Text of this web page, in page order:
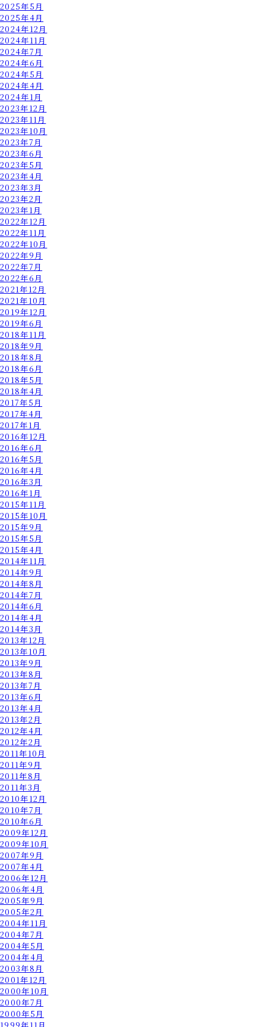
2025年5月
2025年4月
2024年12月
2024年11月
2024年7月
2024年6月
2024年5月
2024年4月
2024年1月
2023年12月
2023年11月
2023年10月
2023年7月
2023年6月
2023年5月
2023年4月
2023年3月
2023年2月
2023年1月
2022年12月
2022年11月
2022年10月
2022年9月
2022年7月
2022年6月
2021年12月
2021年10月
2019年12月
2019年6月
2018年11月
2018年9月
2018年8月
2018年6月
2018年5月
2018年4月
2017年5月
2017年4月
2017年1月
2016年12月
2016年6月
2016年5月
2016年4月
2016年3月
2016年1月
2015年11月
2015年10月
2015年9月
2015年5月
2015年4月
2014年11月
2014年9月
2014年8月
2014年7月
2014年6月
2014年4月
2014年3月
2013年12月
2013年10月
2013年9月
2013年8月
2013年7月
2013年6月
2013年4月
2013年2月
2012年4月
2012年2月
2011年10月
2011年9月
2011年8月
2011年3月
2010年12月
2010年7月
2010年6月
2009年12月
2009年10月
2007年9月
2007年4月
2006年12月
2006年4月
2005年9月
2005年2月
2004年11月
2004年7月
2004年5月
2004年4月
2003年8月
2001年12月
2000年10月
2000年7月
2000年5月